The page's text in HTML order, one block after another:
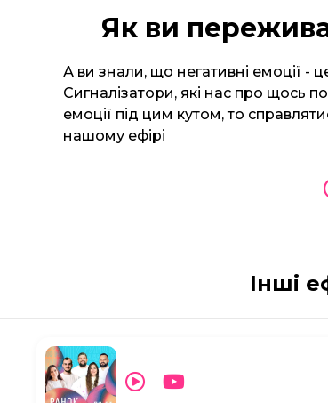
Як ви
А ви знали, що негативні емоції -
Сигналізатори, які нас про щось
емоції під цим кутом, то
нашому ефірі
Інші